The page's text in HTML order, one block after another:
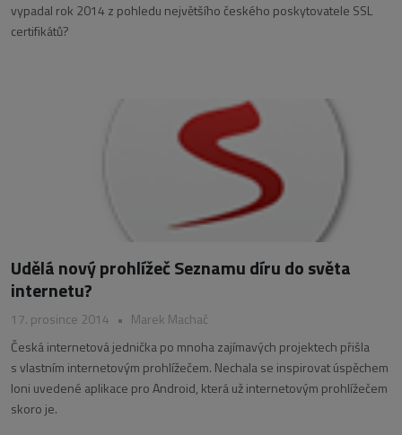
vypadal rok 2014 z pohledu největšího českého poskytovatele SSL
certifikátů?
Udělá nový prohlížeč Seznamu díru do světa
internetu?
17. prosince 2014 • Marek Machač
Česká internetová jednička po mnoha zajímavých projektech přišla
s vlastním internetovým prohlížečem. Nechala se inspirovat úspěchem
loni uvedené aplikace pro Android, která už internetovým prohlížečem
skoro je.